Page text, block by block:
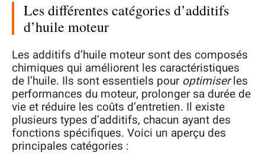
Les différentes catégories d’additifs
d’huile moteur
Les additifs d’huile moteur sont des composés
chimiques qui améliorent les caractéristiques
de l’huile. Ils sont essentiels pour optimiserles
performances du moteur, prolonger sa durée de
vie et réduire les coûts d’entretien. Il existe
plusieurs types d’additifs, chacun ayant des
fonctions spécifiques. Voici un aperçu des
principales catégories :